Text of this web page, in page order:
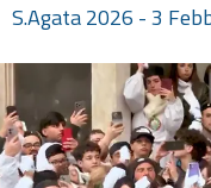
S.Agata 2026 - 3